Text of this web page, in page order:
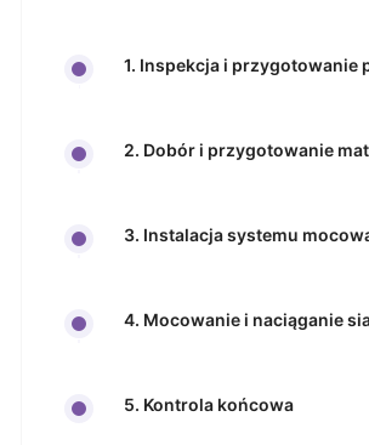
1. Inspekcja i przygotowanie
2. Dobór i przygotowanie
3. Instalacja systemu
4. Mocowanie i naciąganie
5. Kontrola końcowa